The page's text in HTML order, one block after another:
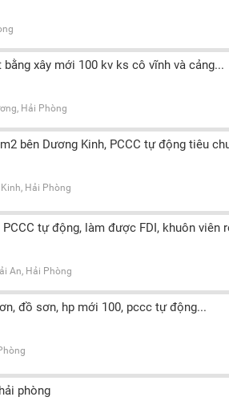
xây mới 100 kv ks cô vĩnh và cảng...
Hải Phòng
bên Dương Kinh, PCCC tự động tiêu
Hải Phòng
tự động, làm được FDI, khuôn viên
An, Hải Phòng
đồ sơn, hp mới 100, pccc tự động...
phòng